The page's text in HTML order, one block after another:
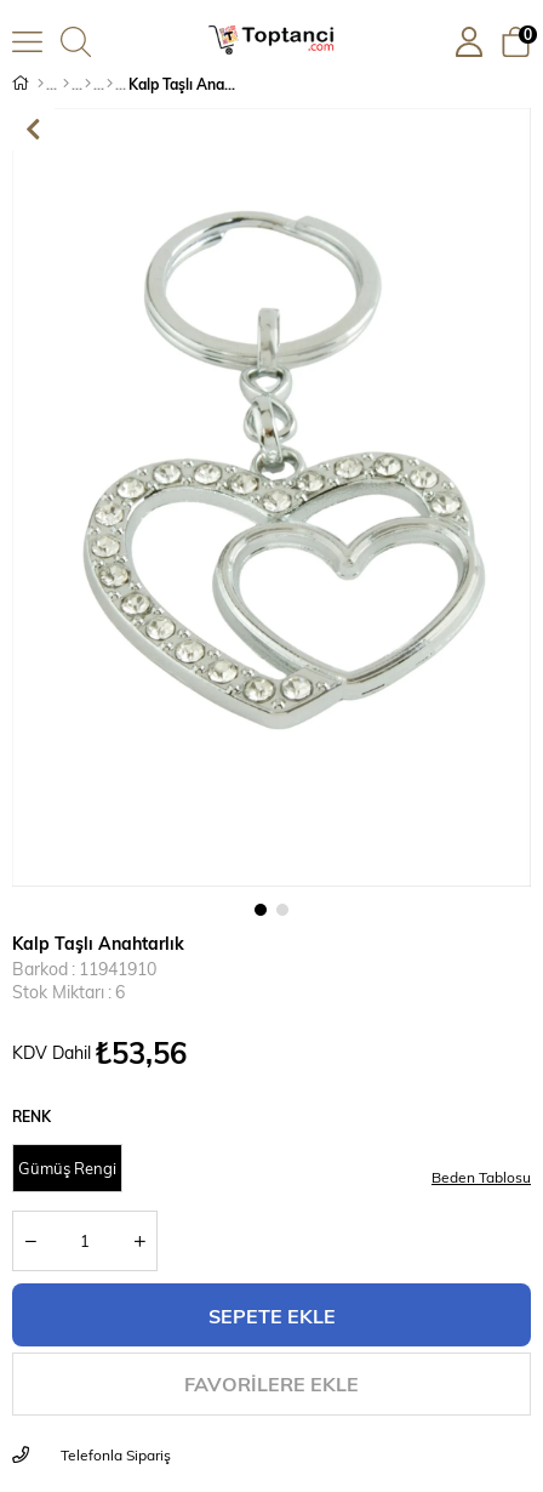
0
Kalp Taşlı Anahtarlık
Kalp Taşlı Anahtarlık
Barkod : 11941910
Stok Miktarı : 6
KDV Dahil ₺53,56
RENK
Gümüş Rengi Beden Tablosu
FAVORILERE EKLE
Telefonla Sipariş